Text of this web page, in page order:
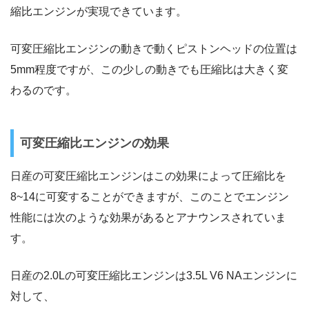
縮比エンジンが実現できています。
可変圧縮比エンジンの動きで動くピストンヘッドの位置は
5mm程度ですが、この少しの動きでも圧縮比は大きく変
わるのです。
可変圧縮比エンジンの効果
日産の可変圧縮比エンジンはこの効果によって圧縮比を
8~14に可変することができますが、このことでエンジン
性能には次のような効果があるとアナウンスされていま
す。
日産の2.0Lの可変圧縮比エンジンは3.5L V6 NAエンジンに
対して、